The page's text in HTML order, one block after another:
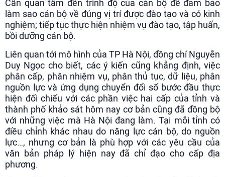
Cần quan tâm đến trình độ của cán bộ để đảm bảo
làm sao cán bộ về đúng vị trí được đào tạo và có kinh
nghiệm; tiếp tục thực hiện nhiệm vụ đào tạo, tập huấn,
bồi dưỡng cán bộ.
Liên quan tới mô hình của TP Hà Nội, đồng chí Nguyễn
Duy Ngọc cho biết, các ý kiến cũng khẳng định, việc
phân cấp, phân nhiệm vụ, phân thủ tục, dữ liệu, phân
nguồn lực và ứng dụng chuyển đổi số bước đầu thực
hiện đối chiếu với các phần việc hai cấp của tỉnh và
thành phố khảo sát hôm nay cơ bản cũng đã đồng bộ
với những việc mà Hà Nội đang làm. Tại mỗi tỉnh có
điều chỉnh khác nhau do năng lực cán bộ, do nguồn
lực…, nhưng cơ bản là phù hợp với các yêu cầu của
văn bản pháp lý hiện nay đã chỉ đạo cho cấp địa
phương.